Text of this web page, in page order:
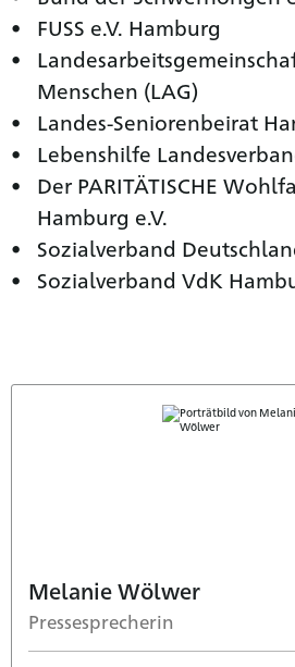
FUSS e.V. Hamburg
Menschen (LAG)
Landes-Seniorenbeirat
Lebenshilfe
Der PARITÄTISCHE
Hamburg e.V.
Sozialverband
Sozialverband VdK
Melanie Wölwer
Pressesprecherin